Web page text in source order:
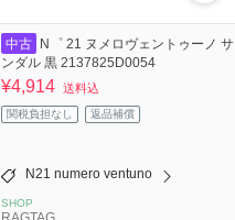
中古
N゜ 21 ヌメロヴェントゥーノ サ
ンダル 黒 2137825D0054
¥4,914 送料込
関税負担なし 返品補償
N21 numero ventuno
SHOP
RAGTAG